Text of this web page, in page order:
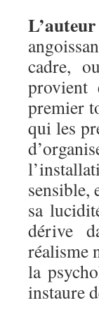
cadre,
provient
premier
qui les
sensible,
sa
dérive
réalisme
la
instaure